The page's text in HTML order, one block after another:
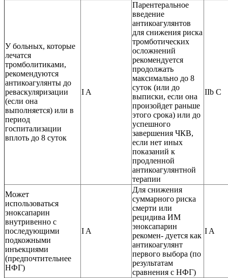
У больных, которые
лечатся
тромболитиками,
рекомендуются
антикоагулянты до
реваскуляризации
(если она
выполняется) или в
период
госпитализации
вплоть до 8 суток
I A
Парентеральное
введение
антикоагулянтов
для снижения риска
тромботических
осложнений
рекомендуется
продолжать
максимально до 8
суток (или до
выписки, если она
произойдет раньше
этого срока) или до
успешного
завершения ЧКВ,
если нет иных
показаний к
продленной
антикоагулянтной
терапии
IIb C
Может
использоваться
эноксапарин
внутривенно c
последующими
подкожными
инъекциями
(предпочтительнее
НФГ)
I A
Для снижения
суммарного риска
смерти или
рецидива ИМ
эноксапарин
рекомен- дуется как
антикоагулянт
первого выбора (по
результатам
сравнения c НФГ)
I A